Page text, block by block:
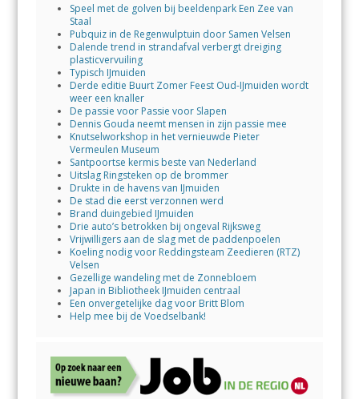
Speel met de golven bij beeldenpark Een Zee van
Staal
Pubquiz in de Regenwulptuin door Samen Velsen
Dalende trend in strandafval verbergt dreiging
plasticvervuiling
Typisch IJmuiden
Derde editie Buurt Zomer Feest Oud-IJmuiden wordt
weer een knaller
De passie voor Passie voor Slapen
Dennis Gouda neemt mensen in zijn passie mee
Knutselworkshop in het vernieuwde Pieter
Vermeulen Museum
Santpoortse kermis beste van Nederland
Uitslag Ringsteken op de brommer
Drukte in de havens van IJmuiden
De stad die eerst verzonnen werd
Brand duingebied IJmuiden
Drie auto’s betrokken bij ongeval Rijksweg
Vrijwilligers aan de slag met de paddenpoelen
Koeling nodig voor Reddingsteam Zeedieren (RTZ)
Velsen
Gezellige wandeling met de Zonnebloem
Japan in Bibliotheek IJmuiden centraal
Een onvergetelijke dag voor Britt Blom
Help mee bij de Voedselbank!